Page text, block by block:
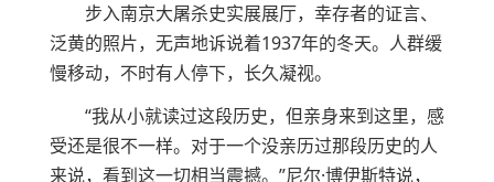
步入南京大屠杀史实展展厅，幸存者的证言、
泛黄的照片，无声地诉说着1937年的冬天。人群缓
慢移动，不时有人停下，长久凝视。
“我从小就读过这段历史，但亲身来到这里，感
受还是很不一样。对于一个没亲历过那段历史的人
来说，看到这一切相当震撼。”尼尔·博伊斯特说，